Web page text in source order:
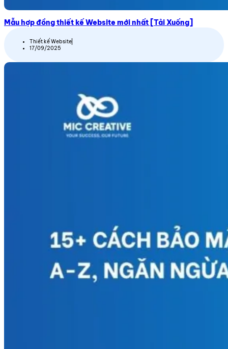
Mẫu hợp đồng thiết kế Website mới nhất [Tải Xuống]
Thiết kế Website
17/09/2025